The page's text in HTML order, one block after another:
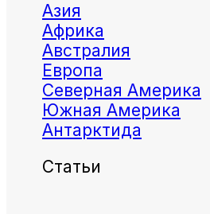
Азия
Африка
Австралия
Европа
Северная Америка
Южная Америка
Антарктида
Статьи